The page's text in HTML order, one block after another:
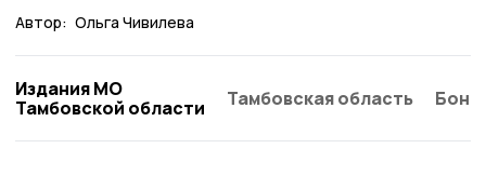
Автор: Ольга Чивилева
Издания МО
Тамбовской области
Тамбовская область